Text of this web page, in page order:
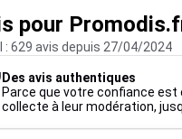
pour
: 629 avis depuis 27/04/2024
Des avis authentiques
Parce que votre confiance est
collecte à leur modération,